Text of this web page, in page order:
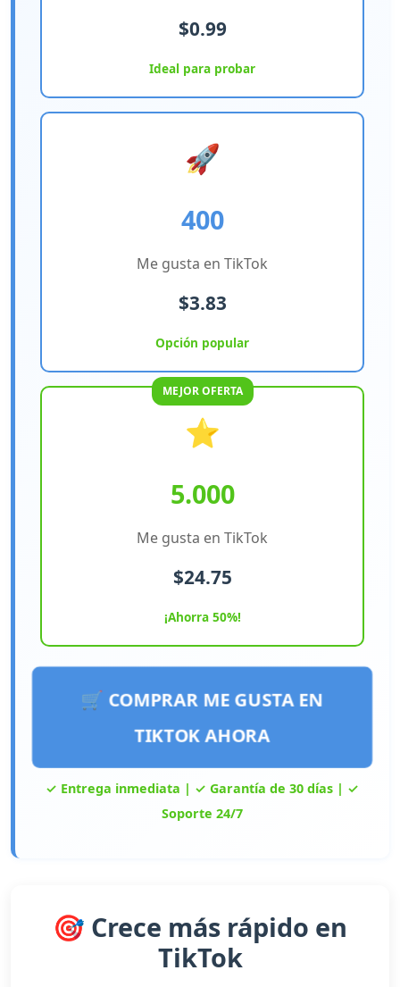
$0.99
Ideal para probar
🚀
400
Me gusta en TikTok
$3.83
Opción popular
MEJOR OFERTA
⭐
5.000
Me gusta en TikTok
$24.75
¡Ahorra 50%!
🛒 COMPRAR ME GUSTA EN
TIKTOK AHORA
✓ Entrega inmediata | ✓ Garantía de 30 días | ✓
Soporte 24/7
🎯 Crece más rápido en
TikTok